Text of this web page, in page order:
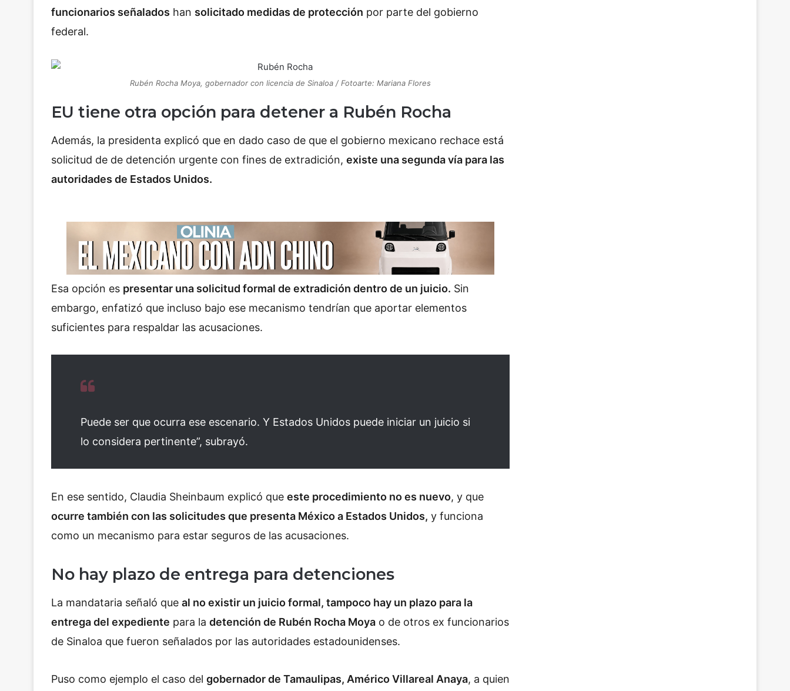
funcionarios señalados han solicitado medidas de protección por parte del gobierno
federal.
Rubén Rocha Moya, gobernador con licencia de Sinaloa / Fotoarte: Mariana Flores
EU tiene otra opción para detener a Rubén Rocha
Además, la presidenta explicó que en dado caso de que el gobierno mexicano rechace está
solicitud de de detención urgente con fines de extradición, existe una segunda vía para las
autoridades de Estados Unidos.
Esa opción es presentar una solicitud formal de extradición dentro de un juicio. Sin
embargo, enfatizó que incluso bajo ese mecanismo tendrían que aportar elementos
suficientes para respaldar las acusaciones.
Puede ser que ocurra ese escenario. Y Estados Unidos puede iniciar un juicio si
lo considera pertinente”, subrayó.
En ese sentido, Claudia Sheinbaum explicó que este procedimiento no es nuevo, y que
ocurre también con las solicitudes que presenta México a Estados Unidos, y funciona
como un mecanismo para estar seguros de las acusaciones.
No hay plazo de entrega para detenciones
La mandataria señaló que al no existir un juicio formal, tampoco hay un plazo para la
entrega del expediente para la detención de Rubén Rocha Moya o de otros ex funcionarios
de Sinaloa que fueron señalados por las autoridades estadounidenses.
Puso como ejemplo el caso del gobernador de Tamaulipas, Américo Villareal Anaya, a quien